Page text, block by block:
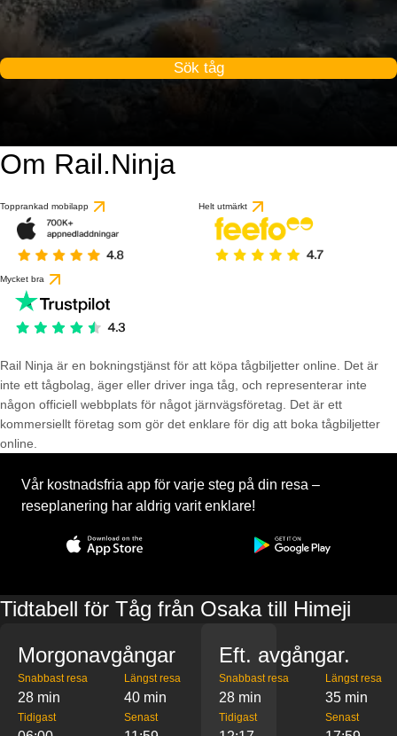
Sök tåg
Om Rail.Ninja
Topprankad mobilapp Helt utmärkt
Mycket bra
Rail Ninja är en bokningstjänst för att köpa tågbiljetter online. Det är
inte ett tågbolag, äger eller driver inga tåg, och representerar inte
någon officiell webbplats för något järnvägsföretag. Det är ett
kommersiellt företag som gör det enklare för dig att boka tågbiljetter
online.
Vår kostnadsfria app för varje steg på din resa –
reseplanering har aldrig varit enklare!
Tidtabell för Tåg från Osaka till Himeji
Morgonavgångar
Snabbast resa
28 min
Längst resa
40 min
Tidigast Senast
Eft. avgångar.
Snabbast resa
28 min
Längst resa
35 min
Tidigast Senast
baserat på 1